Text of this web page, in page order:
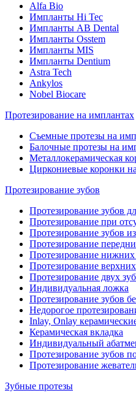
Alfa Bio
Импланты Hi Tec
Импланты AB Dental
Импланты Osstem
Импланты MIS
Импланты Dentium
Astra Tech
Ankylos
Nobel Biocare
Протезирование на имплантах
Съемные протезы на
Балочные протезы на
Металлокерамическая
Циркониевые коронки
Протезирование зубов
Протезирование зубов
Протезирование при
Протезирование зубов
Протезирование
Протезирование нижних
Протезирование
Протезирование двух
Индивидуальная ложка
Протезирование зубов
Недорогое
Inlay, Onlay
Керамическая вкладка
Индивидуальный
Протезирование зубов
Протезирование
Зубные протезы